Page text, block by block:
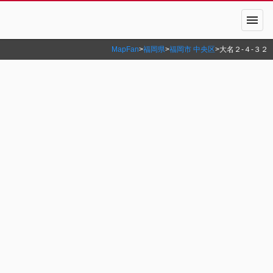
menu
MapFan>福岡県>福岡市 中央区>大名２‐４‐３２